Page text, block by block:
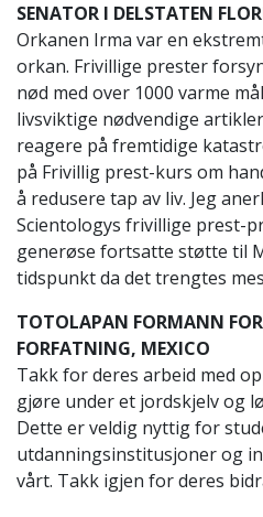
SENATOR I DELSTATEN
Orkanen Irma var en
orkan. Frivillige prester
nød med over 1000 varme
livsviktige nødvendige
reagere på fremtidige
på Frivillig prest-kurs om
å redusere tap av liv. Jeg
Scientologys frivillige prest-
generøse fortsatte støtte til
tidspunkt da det trengtes
TOTOLAPAN FORMANN
FORFATNING, MEXICO
Takk for deres arbeid med
gjøre under et jordskjelv og
Dette er veldig nyttig for
utdanningsinstitusjoner og
vårt. Takk igjen for deres